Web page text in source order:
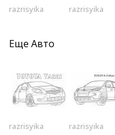
razrisyika razrisyika
Еще Авто
razrisyika razrisyika